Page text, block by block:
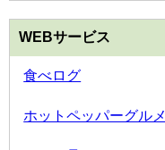
WEBサービス
食べログ
ホットペッパーグルメ